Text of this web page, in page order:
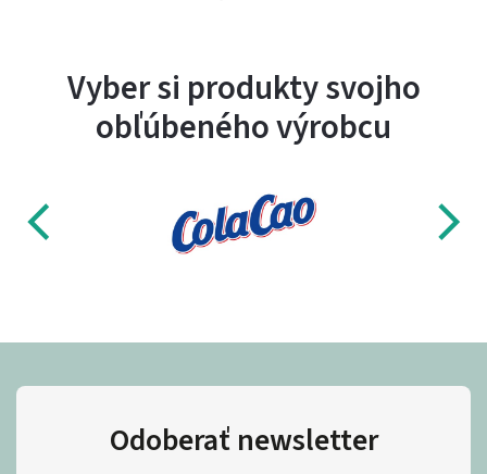
Vyber si produkty svojho
obľúbeného výrobcu
Odoberať newsletter